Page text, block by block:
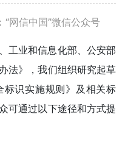
“网信中国”微信公众号
工业和信息化部、公安部
法》，我们组织研究起草
识实施规则》及相关标
可通过以下途径和方式提